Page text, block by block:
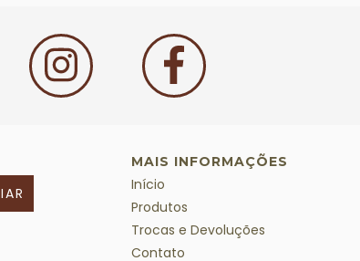
MAIS INFORMAÇÕES
Início
Produtos
Trocas e Devoluções
Contato